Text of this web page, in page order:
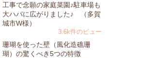
工事で念願の家庭菜園♪駐車場も
大ハバに広がりました♪ （多賀
城市W様）
3.6k件のビュー
珊瑚を使った壁（風化造礁珊
瑚）の驚くべき5つの特徴